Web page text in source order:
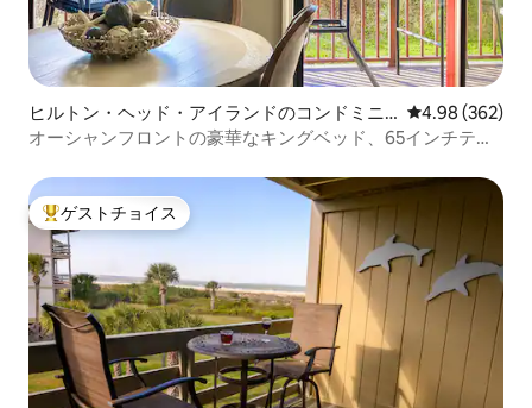
ヒルトン・ヘッド・アイランドのコンドミニ
アム
レビュー362
4.98 (362)
オーシャンフロントの豪華なキングベッド、65インチテレ
大好評のゲストチョイスです。
ゲストチョイス